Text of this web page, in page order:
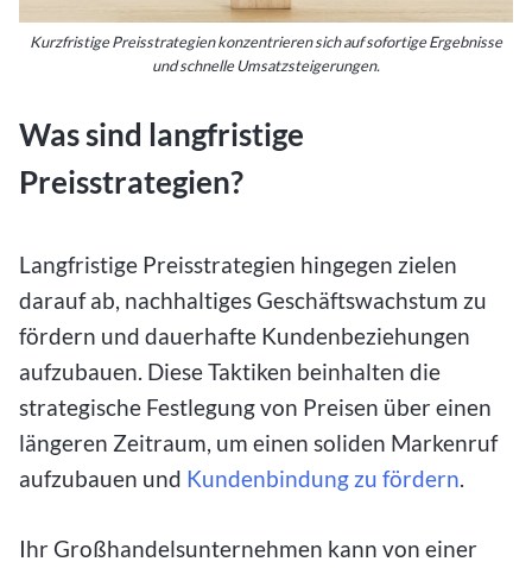
Kurzfristige Preisstrategien konzentrieren sich auf sofortige Ergebnisse
und schnelle Umsatzsteigerungen.
Was sind langfristige
Preisstrategien?
Langfristige Preisstrategien hingegen zielen
darauf ab, nachhaltiges Geschäftswachstum zu
fördern und dauerhafte Kundenbeziehungen
aufzubauen. Diese Taktiken beinhalten die
strategische Festlegung von Preisen über einen
längeren Zeitraum, um einen soliden Markenruf
aufzubauen und Kundenbindung zu fördern.
Ihr Großhandelsunternehmen kann von einer